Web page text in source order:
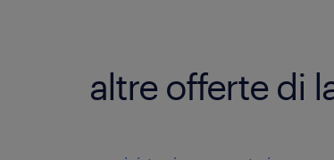
altre offerte di